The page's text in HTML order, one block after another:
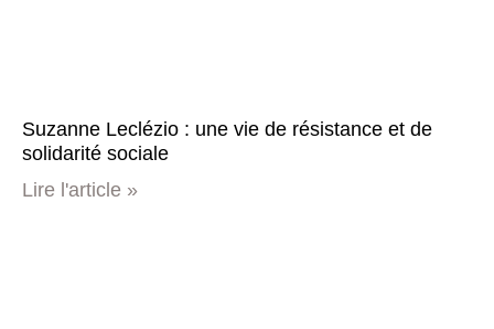
Suzanne Leclézio : une vie de résistance et de
solidarité sociale
Lire l'article »